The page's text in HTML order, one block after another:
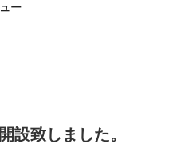
ー
設致しました。